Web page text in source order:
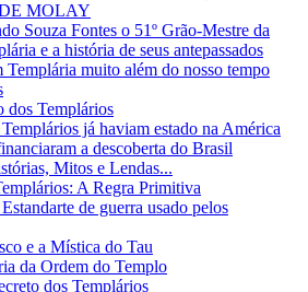
MOLAY
Souza Fontes o 51º Grão-Mestre da
e a história de seus antepassados
Templária muito além do nosso tempo
dos Templários
já haviam estado na América
a descoberta do Brasil
Mitos e Lendas...
A Regra Primitiva
de guerra usado pelos
e a Mística do Tau
da Ordem do Templo
dos Templários